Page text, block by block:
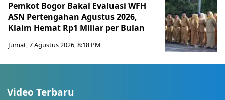
Pemkot Bogor Bakal Evaluasi WFH
ASN Pertengahan Agustus 2026,
Klaim Hemat Rp1 Miliar per Bulan
Jumat, 7 Agustus 2026, 8:18 PM
Video Terbaru